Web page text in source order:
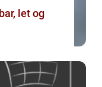
let og